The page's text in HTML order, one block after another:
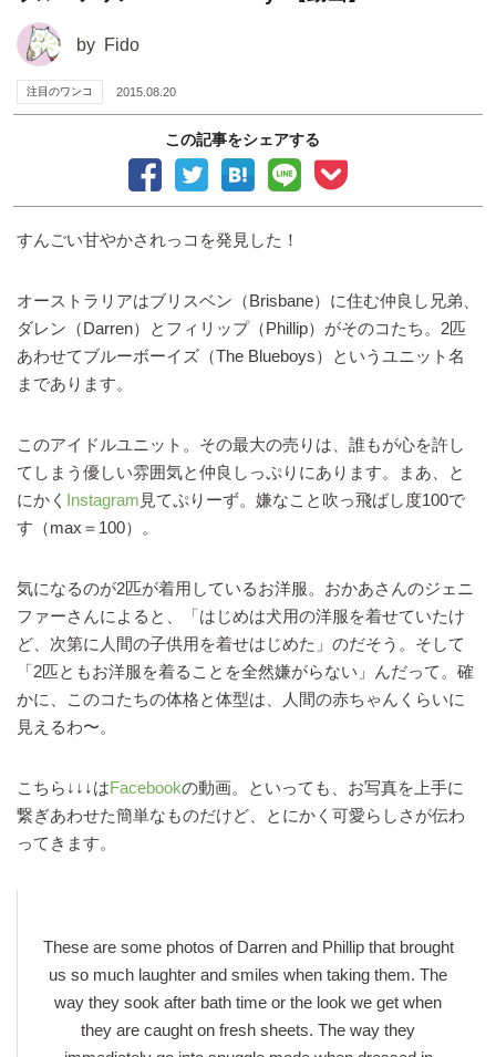
by Fido
注目のワンコ 2015.08.20
この記事をシェアする
すんごい甘やかされっコを発見した！
オーストラリアはブリスベン（Brisbane）に住む仲良し兄弟、
ダレン（Darren）とフィリップ（Phillip）がそのコたち。2匹
あわせてブルーボーイズ（The Blueboys）というユニット名
まであります。
このアイドルユニット。その最大の売りは、誰もが心を許し
てしまう優しい雰囲気と仲良しっぷりにあります。まあ、と
にかく Instagram 見てぷりーず。嫌なこと吹っ飛ばし度100で
す（max＝100）。
気になるのが2匹が着用しているお洋服。おかあさんのジェニ
ファーさんによると、「はじめは犬用の洋服を着せていたけ
ど、次第に人間の子供用を着せはじめた」のだそう。そして
「2匹ともお洋服を着ることを全然嫌がらない」んだって。確
かに、このコたちの体格と体型は、人間の赤ちゃんくらいに
見えるわ〜。
こちら↓↓↓はFacebookの動画。といっても、お写真を上手に
繋ぎあわせた簡単なものだけど、とにかく可愛らしさが伝わ
ってきます。
These are some photos of Darren and Phillip that brought
us so much laughter and smiles when taking them. The
way they sook after bath time or the look we get when
they are caught on fresh sheets. The way they